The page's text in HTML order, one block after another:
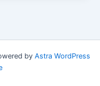
by Astra WordPress